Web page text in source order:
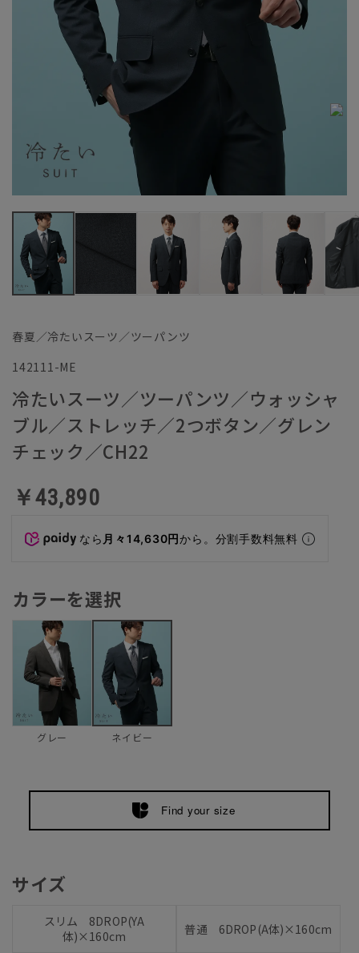
春夏／冷たいスーツ／ツーパンツ
142111-ME
冷たいスーツ／ツーパンツ／ウォッシャ
ブル／ストレッチ／2つボタン／グレン
チェック／CH22
￥43,890
なら 月々14,630円から。分割手数料無料
カラーを選択
グレー ネイビー
Find your size
サイズ
スリム 8DROP(YA
体)×160cm
普通 6DROP(A体)×160cm